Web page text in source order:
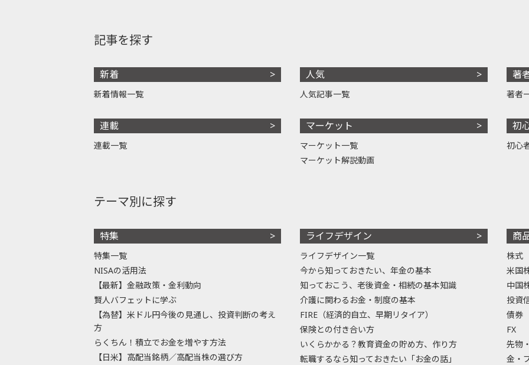
記事を探す
新着
新着情報一覧
連載
連載一覧
人気
人気記事一覧
マーケット
マーケット一覧
マーケット解説動画
著
著者
初
初心
テーマ別に探す
特集
特集一覧
NISAの活用法
【最新】金融政策・金利動向
賢人バフェットに学ぶ
【為替】米ドル円今後の見通し、投資判断の考え
方
らくちん！積立でお金を増やす方法
【日米】高配当銘柄／高配当株の選び方
ライフデザイン
ライフデザイン一覧
今から知っておきたい、年金の基本
知っておこう、老後資金・相続の基本知識
介護に関わるお金・制度の基本
FIRE（経済的自立、早期リタイア）
保険との付き合い方
いくらかかる？教育資金の貯め方、作り方
転職するなら知っておきたい「お金の話」
商
株式
米国
中国
投資
債券
FX
先物
金・